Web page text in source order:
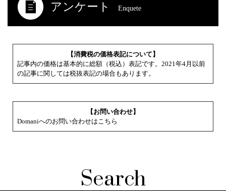
アンケート Enquete
【消費税の価格表記について】
記事内の価格は基本的に総額（税込）表記です。2021年4月以前
の記事に関しては税抜表記の場合もあります。
【お問い合わせ】
Domaniへのお問い合わせはこちら
Search